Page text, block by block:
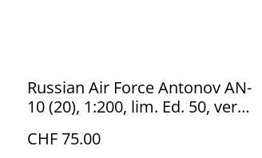
Russian Air Force Antonov AN-
10 (20), 1:200, lim. Ed. 50, very
CHF 75.00